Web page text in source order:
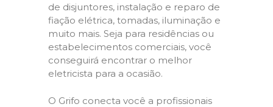
de disjuntores, instalação e reparo de
fiação elétrica, tomadas, iluminação e
muito mais. Seja para residências ou
estabelecimentos comerciais, você
conseguirá encontrar o melhor
eletricista para a ocasião.
O Grifo conecta você a profissionais